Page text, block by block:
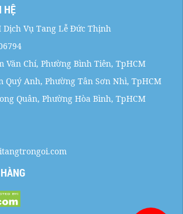
HỆ
Vụ Tang Lễ Đức Thịnh
Văn Chí, Phường Bình Tiên, TpHCM
Quý Anh, Phường Tân Sơn Nhì, TpHCM
Quân, Phường Hòa Bình, TpHCM